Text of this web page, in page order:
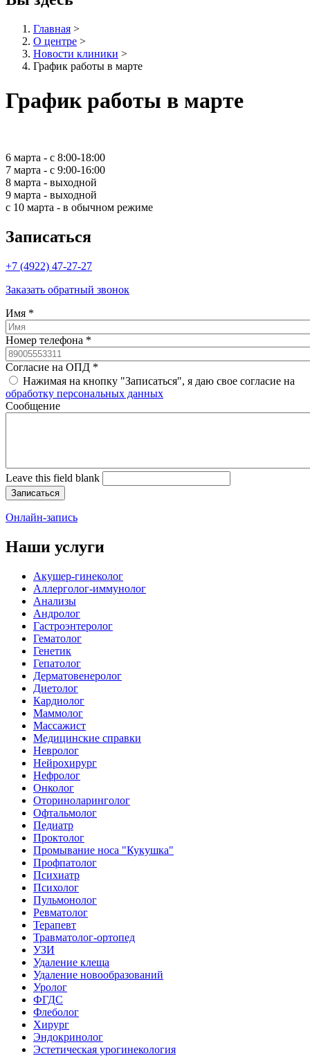
Главная >
О центре >
Новости клиники >
График работы в марте
График работы в марте
6 марта - с 8:00-18:00
7 марта - с 9:00-16:00
8 марта - выходной
9 марта - выходной
с 10 марта - в обычном режиме
Записаться
+7 (4922) 47-27-27
Заказать обратный звонок
Имя *
Номер телефона *
Согласие на ОПД *
Нажимая на кнопку "Записаться", я даю свое согласие на
обработку персональных данных
Cообщение
Leave this field blank
Онлайн-запись
Наши услуги
Акушер-гинеколог
Аллерголог-иммунолог
Анализы
Андролог
Гастроэнтеролог
Гематолог
Генетик
Гепатолог
Дерматовенеролог
Диетолог
Кардиолог
Маммолог
Массажист
Медицинские справки
Невролог
Нейрохирург
Нефролог
Онколог
Оториноларинголог
Офтальмолог
Педиатр
Проктолог
Промывание носа "Кукушка"
Профпатолог
Психиатр
Психолог
Пульмонолог
Ревматолог
Терапевт
Травматолог-ортопед
УЗИ
Удаление клеща
Удаление новообразований
Уролог
ФГДС
Флеболог
Хирург
Эндокринолог
Эстетическая урогинекология